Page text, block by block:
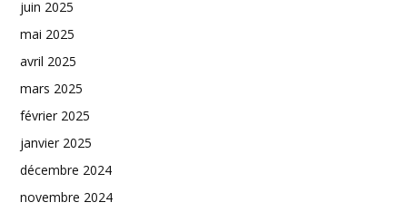
juin 2025
mai 2025
avril 2025
mars 2025
février 2025
janvier 2025
décembre 2024
novembre 2024